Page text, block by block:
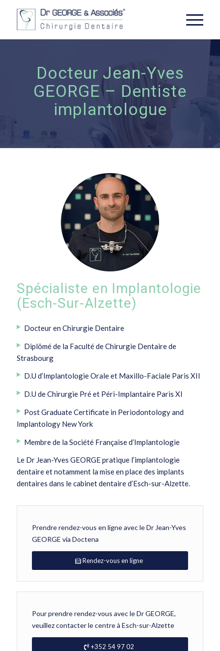
Docteur Jean-Yves
GEORGE – Dentiste
implantologue
Spécialiste en Implantologie
(Esch-Sur-Alzette)
Docteur en Chirurgie Dentaire
Diplômé de la Faculté de Chirurgie Dentaire de
Strasbourg
D.U d’Implantologie Orale et Maxillo-Faciale Paris XII
D.U de Chirurgie Pré et Péri-Implantaire Paris XI
Post Graduate Certificate in Periodontology and
Implantology New York
Membre de la Société Française d’Implantologie
Le Dr Jean-Yves GEORGE pratique l’implantologie
dentaire et notamment la mise en place des implants
dentaires dans le cabinet dentaire d’Esch-sur-Alzette.
Prendre rendez-vous en ligne avec le Dr Jean-Yves
GEORGE via Doctena
Rendez-vous en ligne
Pour prendre rendez-vous avec le Dr GEORGE,
veuillez contacter le centre à Esch-sur-Alzette
+352 54 97 02